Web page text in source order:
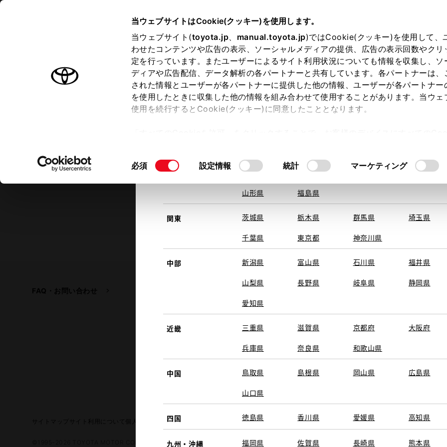
当ウェブサイトはCookie(クッキー)を使用します。
当ウェブサイト(toyota.jp、 manual.toyota.jp)ではCookie(クッキー)を使用して、
わせたコンテンツや広告の表示、ソーシャルメディアの提供、広告の表示回数やクリ
定を行っています。またユーザーによるサイト利用状況についても情報を収集し、ソ
ディアや広告配信、データ解析の各パートナーと共有しています。各パートナーは、
された情報とユーザーが各パートナーに提供した他の情報、ユーザーが各パートナー
を使用したときに収集した他の情報を組み合わせて使用することがあります。当ウェ
使用を続行するとCookie(クッキー)に同意したこととなります。
て」をご覧ください。
同
必須 設定情報 統計 マーケティング
オーナーサポート トピックス
現在地を取得できませんでした。
該当する地域・都道府県をお選びください。
北海道 旭川 釧路 札幌
東北 青森県 岩手県 宮城県 秋田県
山形県 福島県
関東 茨城県 栃木県 群馬県 埼玉県
千葉県 東京都 神奈川県
中部 新潟県 富山県 石川県 福井県
山梨県 長野県 岐阜県 静岡県
愛知県
近畿 三重県 滋賀県 京都府 大阪府
兵庫県 奈良県 和歌山県
中国 鳥取県 島根県 岡山県 広島県
山口県
四国 徳島県 香川県 愛媛県 高知県
九州・沖縄 福岡県 佐賀県 長崎県 熊本県
トヨタ認定中古車
トヨタ認定中古車の魅力 3つの買い方 オンライン購入 お気に入り
申し訳ございません。
何らかの問題が発生しました。
恐れ入りますが、しばらく経ってから再度、お試し下さい。
FAQ・お問い合わせ
トヨタイムズ トヨタ中古車オンラインストア
クルマ買取
トヨタレンタカー
TOYOTA SHARE
トヨタのau/UQ
サイト利用について 個人情報の取扱いについて TOYOTAアカウント利用規約 反社会的勢力に対する基本方針企業情報 リコール情報
©1995-2026 TOYOTA MOTOR CORPORATION. ALL RIGHTS RESERVED.